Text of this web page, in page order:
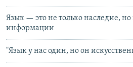
Язык — это не только наследие,
информации
"Язык у нас один, но он